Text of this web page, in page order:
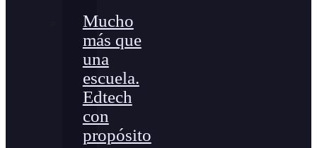
Mucho
más que
una
escuela.
Edtech
con
propósito